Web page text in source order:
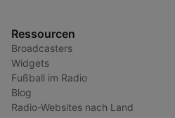
Ressourcen
Broadcasters
Widgets
Fußball im Radio
Blog
Radio-Websites nach Land